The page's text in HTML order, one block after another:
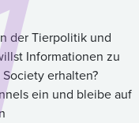
der Tierpolitik und
Informationen zu
erhalten?
ein und bleibe auf